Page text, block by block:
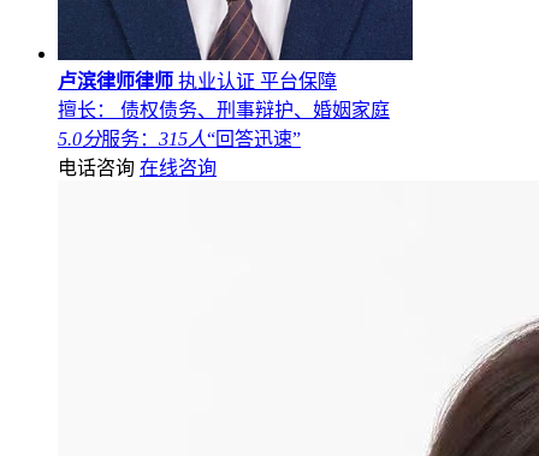
卢滨律师律师 执业认证 平台保障
擅长： 债权债务、刑事辩护、婚姻家庭
5.0分服务： 315人“回答迅速”
电话咨询 在线咨询